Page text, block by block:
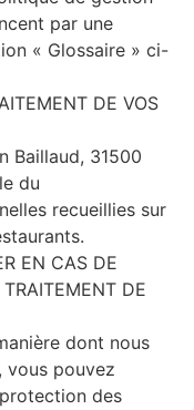
par une
« Glossaire » ci-
DE VOS
Baillaud, 31500
du
recueillies sur
EN CAS DE
DE
dont nous
vous pouvez
des